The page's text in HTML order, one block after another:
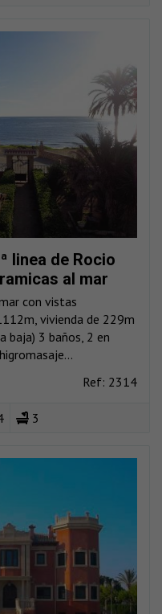
linea de Rocio
al mar
con vistas
vivienda de 229m
baja) 3 baños, 2 en
Ref: 2314
3